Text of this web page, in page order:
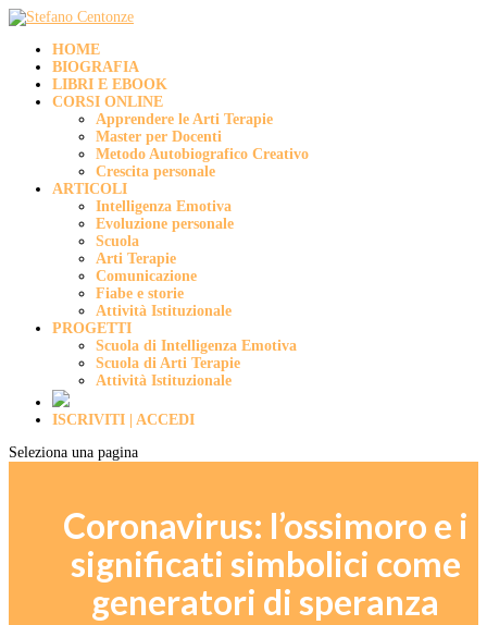
HOME
BIOGRAFIA
LIBRI E EBOOK
CORSI ONLINE
Apprendere le Arti Terapie
Master per Docenti
Metodo Autobiografico Creativo
Crescita personale
ARTICOLI
Intelligenza Emotiva
Evoluzione personale
Scuola
Arti Terapie
Comunicazione
Fiabe e storie
Attività Istituzionale
PROGETTI
Scuola di Intelligenza Emotiva
Scuola di Arti Terapie
Attività Istituzionale
ISCRIVITI | ACCEDI
Seleziona una pagina
Coronavirus: l’ossimoro e i
significati simbolici come
generatori di speranza